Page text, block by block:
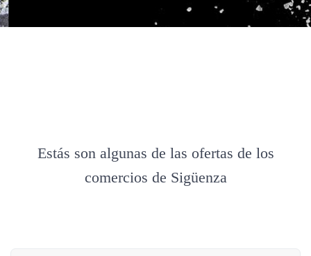
Estás son algunas de las ofertas de los
comercios de Sigüenza